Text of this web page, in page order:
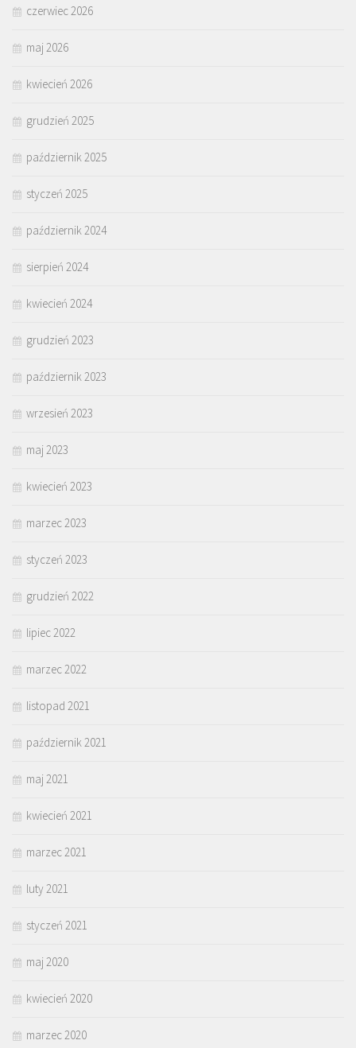
czerwiec 2026
maj 2026
kwiecień 2026
grudzień 2025
październik 2025
styczeń 2025
październik 2024
sierpień 2024
kwiecień 2024
grudzień 2023
październik 2023
wrzesień 2023
maj 2023
kwiecień 2023
marzec 2023
styczeń 2023
grudzień 2022
lipiec 2022
marzec 2022
listopad 2021
październik 2021
maj 2021
kwiecień 2021
marzec 2021
luty 2021
styczeń 2021
maj 2020
kwiecień 2020
marzec 2020